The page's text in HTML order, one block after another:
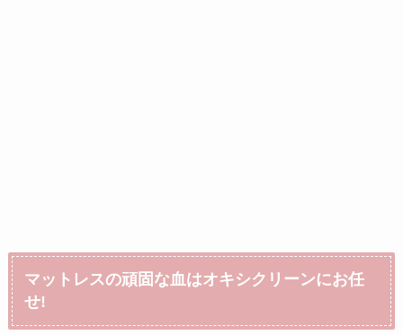
マットレスの頑固な血はオキシクリーンにお任
せ!